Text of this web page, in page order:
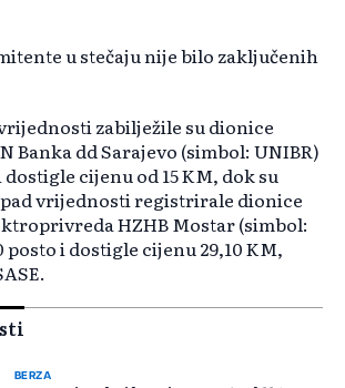
u stečaju nije bilo zaključenih
zabilježile su dionice
Banka dd Sarajevo (simbol: UNIBR)
dostigle cijenu od 15 KM, dok su
vrijednosti registrirale dionice
HZHB Mostar (simbol:
posto i dostigle cijenu 29,10 KM,
BERZA